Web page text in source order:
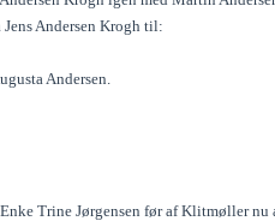
Andersen Krogh til:
Andersen.
Trine Jørgensen før af Klitmøller